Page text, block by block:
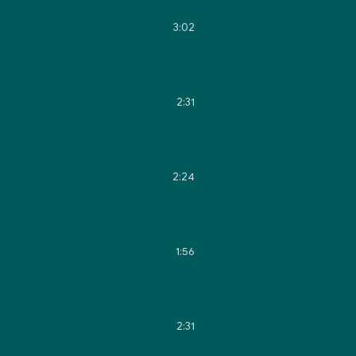
3:02
2:31
2:24
1:56
2:31